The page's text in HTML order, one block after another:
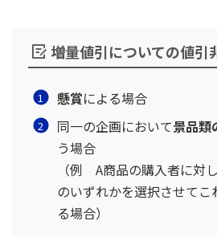
増量値引についての値引
懸賞による場合
同一の企画において景品類
う場合
（例 A商品の購入者に対
のいずれかを選択させて
る場合）